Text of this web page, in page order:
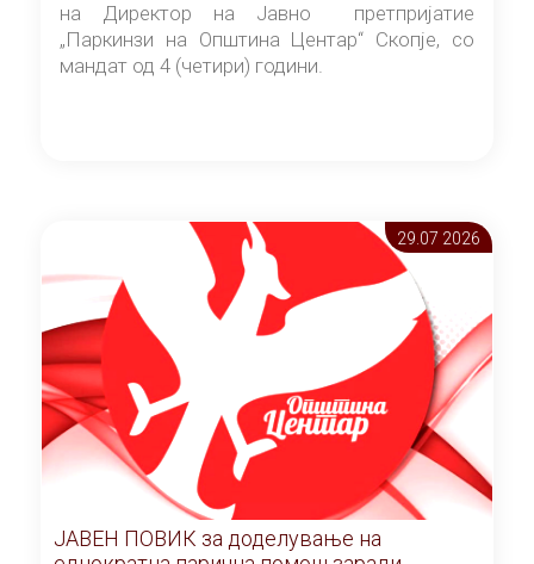
на Директор на Јавно претпријатие
„Паркинзи на Општина Центар“ Скопје, со
мандат од 4 (четири) години.
29.07 2026
ЈАВЕН ПОВИК за доделување на